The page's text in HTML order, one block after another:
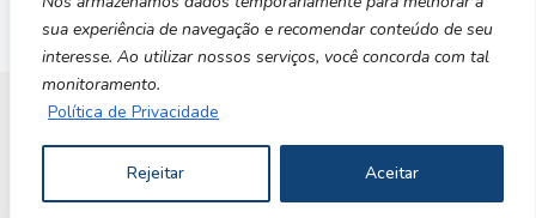
sua experiência de navegação e recomendar conteúdo de seu
interesse. Ao utilizar nossos serviços, você concorda com tal
monitoramento.
Política de Privacidade
Rejeitar Aceitar
Copyright © 2026 | Desenvolvido por Safe Zone